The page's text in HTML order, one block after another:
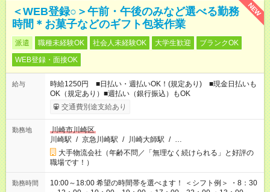
NEW
＜WEB登録○＞午前・午後のみなど選べる勤務
時間＊お菓子などのギフト包装作業
派遣 職種未経験OK 社会人未経験OK 大学生歓迎
ブランクOK
WEB登録・面接OK
給与
時給1250円 ■日払い・週払いOK！(規定あり) ■現金日払いも
OK（規定あり）■週払い（銀行振込）もOK
交通費別途支給あり
勤務地
川崎市川崎区
川崎駅 / 京急川崎駅 / 川崎大師駅 / …
大手物流会社（年齢不問／「無理なく続けられる」と好評の
職場です！）
勤務時間
10:00～18:00 希望の時間帯を選べます！ ＜シフト例＞ ・8：30